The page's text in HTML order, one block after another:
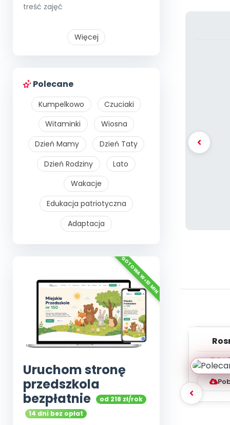
treść zajęć
Więcej
Polecane
Kumpelkowo
Czuciaki
Witaminki
Wiosna
Dzień Mamy
Dzień Taty
Dzień Rodziny
Lato
Wakacje
Edukacja patriotyczna
Adaptacja
Uruchom stronę
przedszkola
bezpłatnie
od 218 zł/rok
14 dni bez opłat